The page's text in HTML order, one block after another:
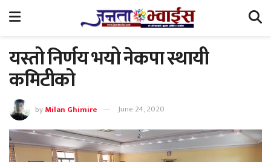
यस्तो निर्णय भयो नेकपा स्थायी
कमिटीको
byMilan Ghimire June 24, 2020